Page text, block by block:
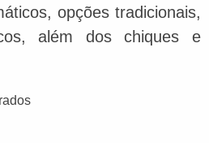
opções tradicionais,
além dos chiques e